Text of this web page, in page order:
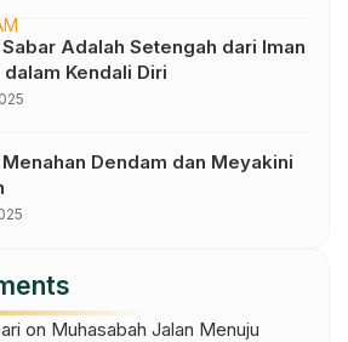
Adalah Setengah dari Iman
Kendali Diri
Dendam dan Meyakini
on Muhasabah Jalan Menuju